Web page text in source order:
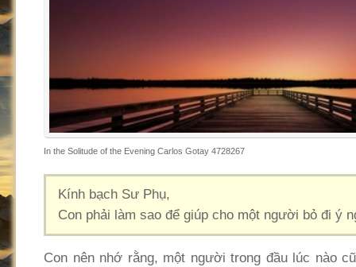
In the Solitude of the Evening Carlos Gotay 4728267
Kính bạch Sư Phụ,
Con phải làm sao để giúp cho một người bỏ đi ý
Con nên nhớ rằng, một người trong đầu lúc nào